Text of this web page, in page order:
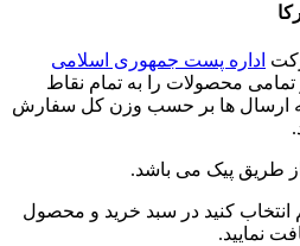
اداره پست جمهوری اسلامی
محصولات را به تمام نقاط
ارسال ها بر حسب وزن کل سفارش
طریق پیک می باشد.
کنید در سبد خرید و محصول
نمایید.